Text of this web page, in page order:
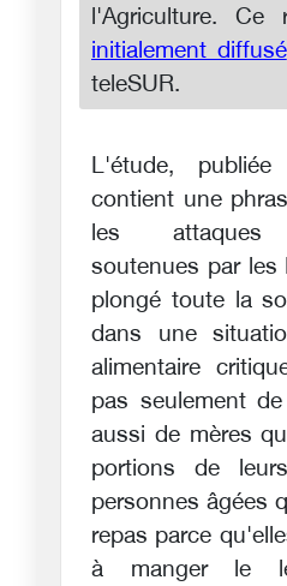
l'Agriculture. Ce
initialement diffusé
teleSUR.
L'étude,
contient une
les attaques
soutenues par
plongé toute la
dans une
alimentaire
pas seulement
aussi de mères
portions de
personnes âgées
repas parce
à manger le